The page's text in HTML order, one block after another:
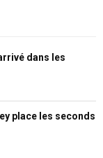
dans les
place les seconds